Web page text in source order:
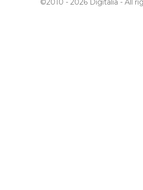
©2010 - 2026 Digitalia - All